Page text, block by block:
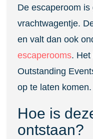
De escaperoom
vrachtwagentje.
en valt dan ook
escaperooms. Het
Outstanding
op te laten komen.
Hoe is
ontstaan?